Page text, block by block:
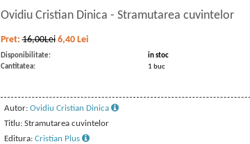
Ovidiu Cristian Dinica - Stramutarea cuvintelor
Pret:16,00Lei 6,40 Lei
Disponibilitate:
in stoc
Cantitatea:
1 buc
Autor: Ovidiu Cristian Dinica
Titlu: Stramutarea cuvintelor
Editura: Cristian Plus